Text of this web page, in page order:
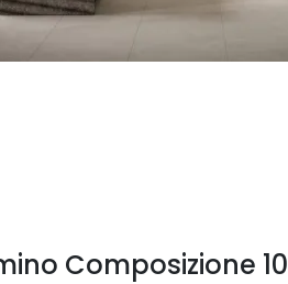
Composizione 10